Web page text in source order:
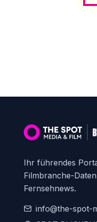
Ihr führendes
Filmbranche-
Fernsehnews.
info@the-spot-